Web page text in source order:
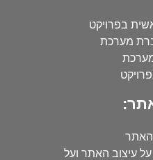
בפרויקט
מערכת
האתר
עיצוב האתר ועל